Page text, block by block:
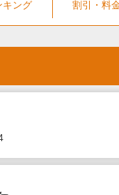
キング 割引・料